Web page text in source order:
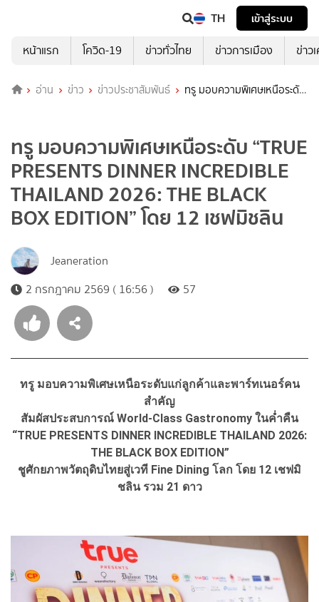
TH
เข้าสู่ระบบ
หน้าแรก
โควิด-19 ข่าวทั่วไทย ข่าวการเมือง ข่าว
อ่าน ข่าว ข่าวประชาสัมพันธ์
ทรู มอบความพิเศษเหนือระดับ
ทรู มอบความพิเศษเหนือระดับ “TRUE
PRESENTS DINNER INCREDIBLE
THAILAND 2026: THE BLACK
BOX EDITION” โดย 12 เชฟมิชลิน
Jeaneration
2 กรกฎาคม 2569 ( 16:56 )
57
ทรู มอบความพิเศษเหนือระดับแก่ลูกค้าและพาร์ทเนอร์คน
สำคัญ
สัมผัสประสบการณ์ World-Class Gastronomy ในค่ำคืน
“TRUE PRESENTS DINNER INCREDIBLE THAILAND 2026:
THE BLACK BOX EDITION”
ชูศักยภาพวัตถุดิบไทยสู่เวที Fine Dining โลก โดย 12 เชฟมิ
ชลิน รวม 21 ดาว